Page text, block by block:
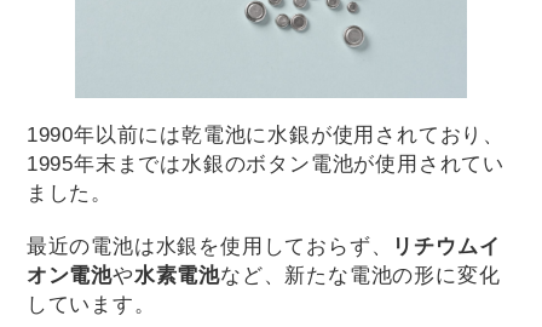
1990年以前には乾電池に水銀が使用されており、
1995年末までは水銀のボタン電池が使用されてい
ました。
最近の電池は水銀を使用しておらず、
リチウムイ
オン電池や水素電池など、新たな電池の形に変化
しています。